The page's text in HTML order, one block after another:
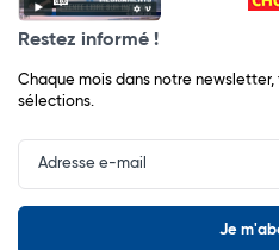
Restez informé !
Chaque mois dans notre
sélections.
Input
Newsletter